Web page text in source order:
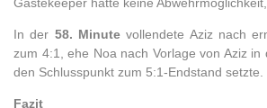
In der 58. Minutevollendete Aziz nach
zum 4:1, ehe Noa nach Vorlage von Aziz in
den Schlusspunkt zum 5:1-Endstand setzte.
Fazit